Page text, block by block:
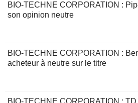
BIO-TECHNE CORPORATION :
son opinion neutre
BIO-TECHNE CORPORATION :
acheteur à neutre sur le titre